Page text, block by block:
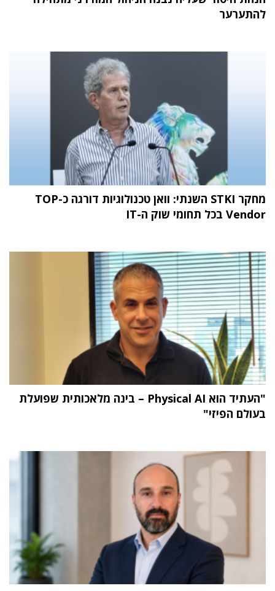
להתערער
מחקר STKI השנתי: וואן טכנולוגיות דורגה כ-TOP
Vendor בכל תחומי שוק ה-IT
"העתיד הוא Physical AI – בינה מלאכותית שפועלת
בעולם הפיזי"